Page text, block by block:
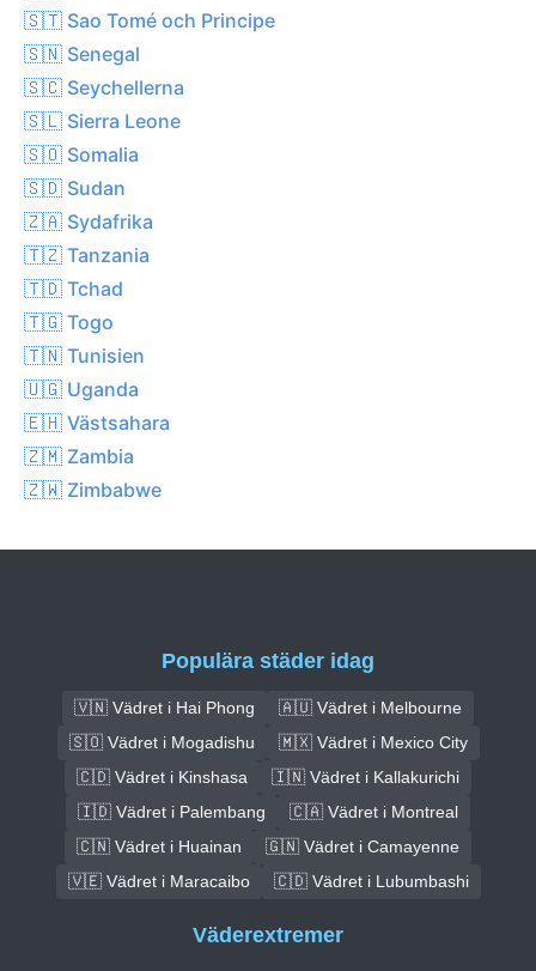
🇸🇹 Sao Tomé och Principe
🇸🇳 Senegal
🇸🇨 Seychellerna
🇸🇱 Sierra Leone
🇸🇴 Somalia
🇸🇩 Sudan
🇿🇦 Sydafrika
🇹🇿 Tanzania
🇹🇩 Tchad
🇹🇬 Togo
🇹🇳 Tunisien
🇺🇬 Uganda
🇪🇭 Västsahara
🇿🇲 Zambia
🇿🇼 Zimbabwe
Populära städer idag
🇻🇳 Vädret i Hai Phong
🇦🇺 Vädret i Melbourne
🇸🇴 Vädret i Mogadishu
🇲🇽 Vädret i Mexico City
🇨🇩 Vädret i Kinshasa
🇮🇳 Vädret i Kallakurichi
🇮🇩 Vädret i Palembang
🇨🇦 Vädret i Montreal
🇨🇳 Vädret i Huainan
🇬🇳 Vädret i Camayenne
🇻🇪 Vädret i Maracaibo
🇨🇩 Vädret i Lubumbashi
Väderextremer